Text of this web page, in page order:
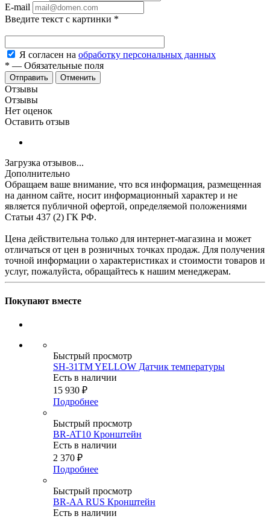
E-mail
Введите текст с картинки *
Я согласен на обработку персональных данных
* — Обязательные поля
Отменить
Отзывы
Отзывы
Нет оценок
Оставить отзыв
Загрузка отзывов...
Дополнительно
Обращаем ваше внимание, что вся информация, размещенная
на данном сайте, носит информационный характер и не
является публичной офертой, определяемой положениями
Статьи 437 (2) ГК РФ.
Цена действительна только для интернет-магазина и может
отличаться от цен в розничных точках продаж. Для получения
точной информации о характеристиках и стоимости товаров и
услуг, пожалуйста, обращайтесь к нашим менеджерам.
Покупают вместе
Быстрый просмотр
SH-31TM YELLOW Датчик температуры
Есть в наличии
15 930 ₽
Подробнее
Быстрый просмотр
BR-AT10 Кронштейн
Есть в наличии
2 370 ₽
Подробнее
Быстрый просмотр
BR-AA RUS Кронштейн
Есть в наличии